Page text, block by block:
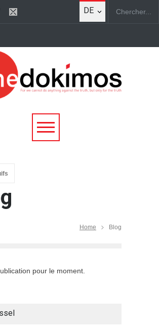
DE
Home Blog
pour le moment.